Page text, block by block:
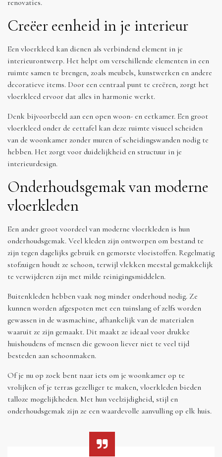
renovaties.
Creëer eenheid in je interieur
Een vloerkleed kan dienen als verbindend element in je
interieurontwerp. Het helpt om verschillende elementen in een
ruimte samen te brengen, zoals meubels, kunstwerken en andere
decoratieve items. Door een centraal punt te creëren, zorgt het
vloerkleed ervoor dat alles in harmonie werkt.
Denk bijvoorbeeld aan een open woon- en eetkamer. Een groot
vloerkleed onder de eettafel kan deze ruimte visueel scheiden
van de woonkamer zonder muren of scheidingswanden nodig te
hebben. Het zorgt voor duidelijkheid en structuur in je
interieurdesign.
Onderhoudsgemak van moderne
vloerkleden
Een ander groot voordeel van moderne vloerkleden is hun
onderhoudsgemak. Veel kleden zijn ontworpen om bestand te
zijn tegen dagelijks gebruik en gemorste vloeistoffen. Regelmatig
stofzuigen houdt ze schoon, terwijl vlekken meestal gemakkelijk
te verwijderen zijn met milde reinigingsmiddelen.
Buitenkleden hebben vaak nog minder onderhoud nodig. Ze
kunnen worden afgespoten met een tuinslang of zelfs worden
gewassen in de wasmachine, afhankelijk van de materialen
waaruit ze zijn gemaakt. Dit maakt ze ideaal voor drukke
huishoudens of mensen die gewoon liever niet te veel tijd
besteden aan schoonmaken.
Of je nu op zoek bent naar iets om je woonkamer op te
vrolijken of je terras gezelliger te maken, vloerkleden bieden
talloze mogelijkheden. Met hun veelzijdigheid, stijl en
onderhoudsgemak zijn ze een waardevolle aanvulling op elk huis.